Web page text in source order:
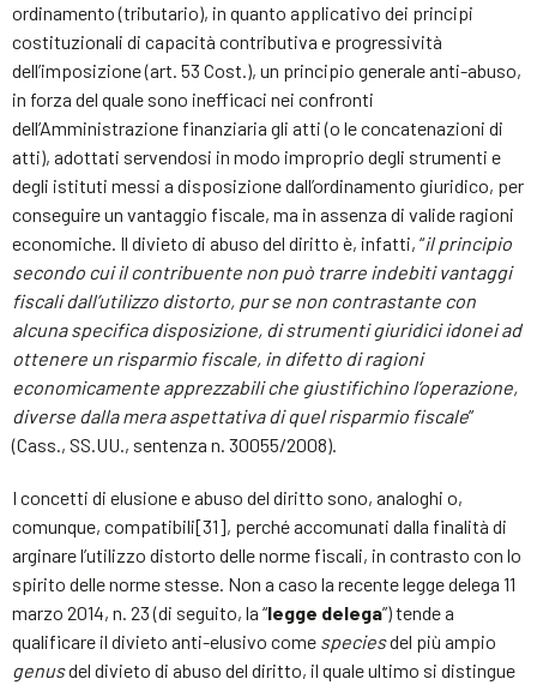
ordinamento (tributario), in quanto applicativo dei principi
costituzionali di capacità contributiva e progressività
dell’imposizione (art. 53 Cost.), un principio generale anti-abuso,
in forza del quale sono inefficaci nei confronti
dell’Amministrazione finanziaria gli atti (o le concatenazioni di
atti), adottati servendosi in modo improprio degli strumenti e
degli istituti messi a disposizione dall’ordinamento giuridico, per
conseguire un vantaggio fiscale, ma in assenza di valide ragioni
economiche. Il divieto di abuso del diritto è, infatti, “il principio
secondo cui il contribuente non può trarre indebiti vantaggi
fiscali dall’utilizzo distorto, pur se non contrastante con
alcuna specifica disposizione, di strumenti giuridici idonei ad
ottenere un risparmio fiscale, in difetto di ragioni
economicamente apprezzabili che giustifichino l’operazione,
diverse dalla mera aspettativa di quel risparmio fiscale”
(Cass., SS.UU., sentenza n. 30055/2008).
I concetti di elusione e abuso del diritto sono, analoghi o,
comunque, compatibili[31], perché accomunati dalla finalità di
arginare l’utilizzo distorto delle norme fiscali, in contrasto con lo
spirito delle norme stesse. Non a caso la recente legge delega 11
marzo 2014, n. 23 (di seguito, la “legge delega”) tende a
qualificare il divieto anti-elusivo come speciesdel più ampio
genusdel divieto di abuso del diritto, il quale ultimo si distingue